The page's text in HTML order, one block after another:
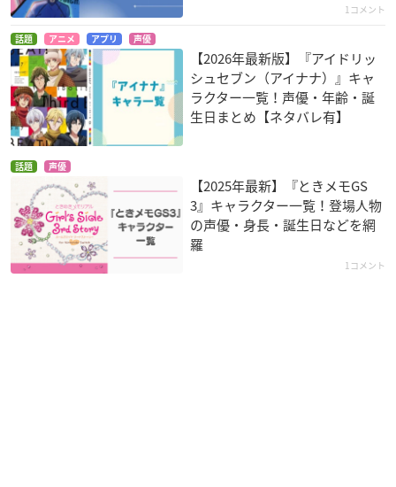
1コメント
話題 アニメ アプリ 声優
【2026年最新版】『アイドリッ
シュセブン（アイナナ）』キャ
ラクター一覧！声優・年齢・誕
生日まとめ【ネタバレ有】
話題 声優
【2025年最新】『ときメモGS
3』キャラクター一覧！登場人物
の声優・身長・誕生日などを網
羅
1コメント